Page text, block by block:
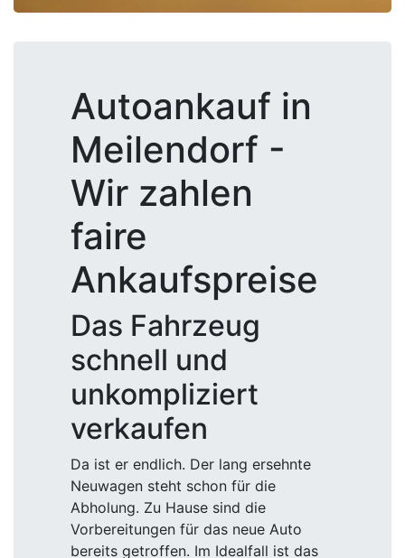
Autoankauf in
Meilendorf -
Wir zahlen
faire
Ankaufspreise
Das Fahrzeug
schnell und
unkompliziert
verkaufen
Da ist er endlich. Der lang ersehnte
Neuwagen steht schon für die
Abholung. Zu Hause sind die
Vorbereitungen für das neue Auto
bereits getroffen. Im Idealfall ist das